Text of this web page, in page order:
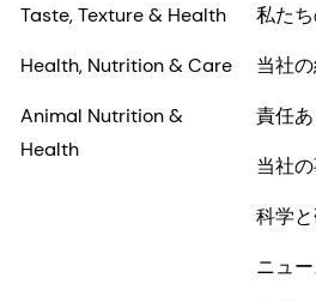
Taste, Texture & Health
Health, Nutrition & Care
Animal Nutrition &
Health
私た
当社
責任
当社
科学
ニュ